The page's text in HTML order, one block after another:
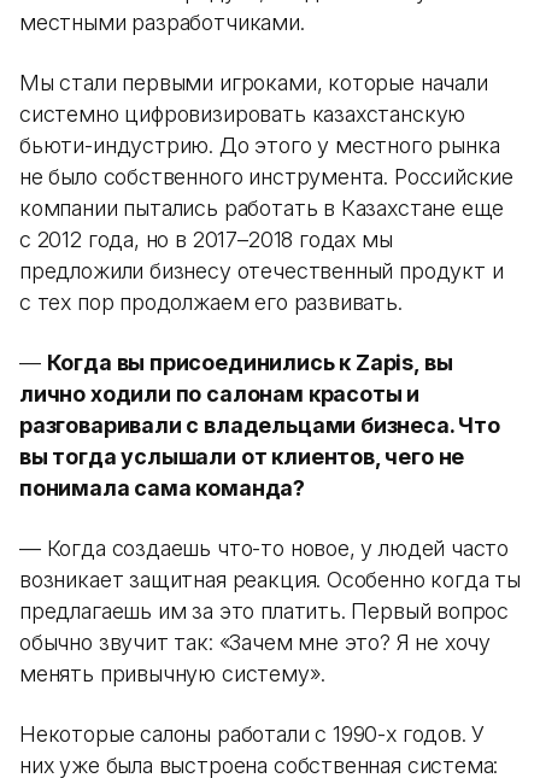
местными разработчиками.
Мы стали первыми игроками, которые начали
системно цифровизировать казахстанскую
бьюти-индустрию. До этого у местного рынка
не было собственного инструмента. Российские
компании пытались работать в Казахстане еще
с 2012 года, но в 2017–2018 годах мы
предложили бизнесу отечественный продукт и
с тех пор продолжаем его развивать.
— Когда вы присоединились к Zapis, вы
лично ходили по салонам красоты и
разговаривали с владельцами бизнеса. Что
вы тогда услышали от клиентов, чего не
понимала сама команда?
— Когда создаешь что-то новое, у людей часто
возникает защитная реакция. Особенно когда ты
предлагаешь им за это платить. Первый вопрос
обычно звучит так: «Зачем мне это? Я не хочу
менять привычную систему».
Некоторые салоны работали с 1990-х годов. У
них уже была выстроена собственная система: